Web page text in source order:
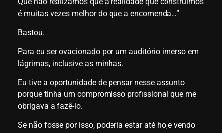
é muitas vezes melhor do que a encomenda…”
Bastou.
Para eu ser ovacionado por um auditório imerso em
lágrimas, inclusive as minhas.
Eu tive a oportunidade de pensar nesse assunto
porque tinha um compromisso profissional que me
obrigava a fazê-lo.
Se não fosse por isso, poderia estar até hoje vendo